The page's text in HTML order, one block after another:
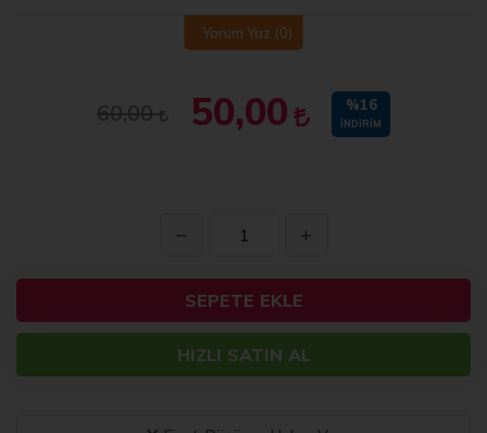
Yorum Yaz (0)
60,00 50,00 %16
İNDIRIM
SEPETE EKLE
HIZLI SATIN AL